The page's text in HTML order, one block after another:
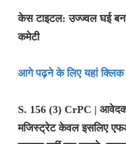
केस टाइटल: उज्ज्वल घई
कमेटी
आगे पढ़ने के लिए यहां
S. 156 (3) CrPC |
मजिस्ट्रेट केवल इसलिए